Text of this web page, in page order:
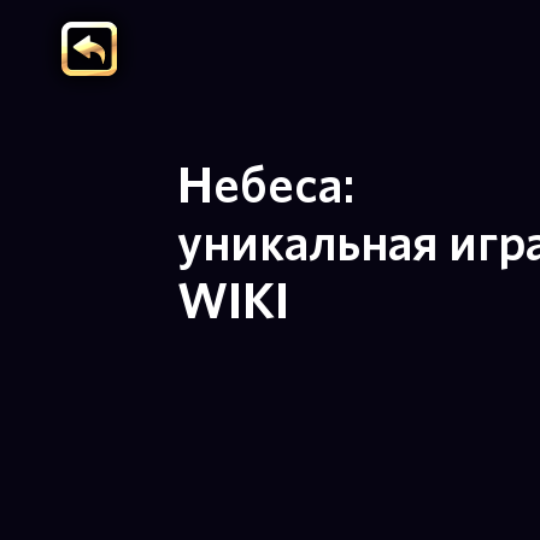
Небеса:
уникальная
WIKI